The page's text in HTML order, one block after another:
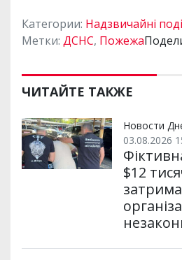
Категории: Надзвичайні
Метки: ДСНС, Пожежа
ЧИТАЙТЕ ТАКЖЕ
Новости
03.08.2026
$12